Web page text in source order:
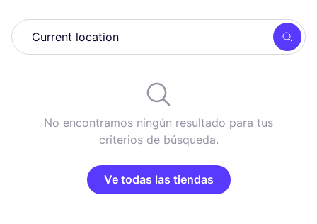
No encontramos ningún resultado para tus
criterios de búsqueda.
Ve todas las tiendas